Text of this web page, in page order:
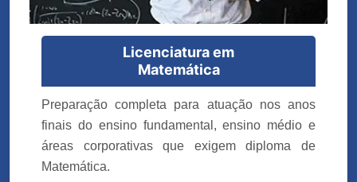
Licenciatura em
Matemática
Preparação completa para atuação nos anos
finais do ensino fundamental, ensino médio e
áreas corporativas que exigem diploma de
Matemática.